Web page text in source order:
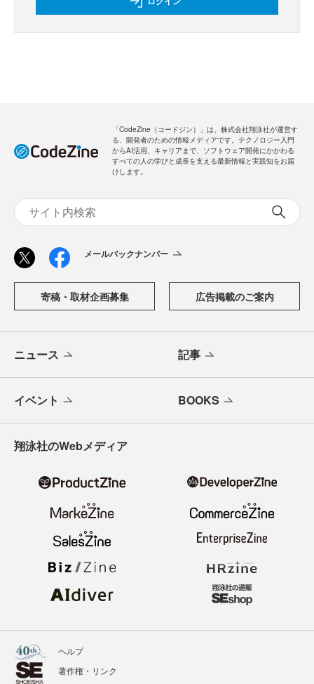
「CodeZine（コードジン）」は、株式会社翔泳社が運営す
る、開発者のための情報メディアです。テクノロジー入門
からAI活用、キャリアまで、ソフトウェア開発にかかわる
すべての人の学びと成長を支える最新情報と実践知をお届
けします。
メールバックナンバー
寄稿・取材企画募集 広告掲載のご案内
ニュース 記事
イベント BOOKS
翔泳社のWebメディア
ヘルプ
著作権・リンク